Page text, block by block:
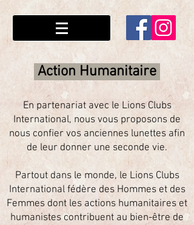
Action Humanitaire
En partenariat avec le Lions Clubs
International, nous vous proposons de
nous confier vos anciennes lunettes afin
de leur donner une seconde vie.
Partout dans le monde, le Lions Clubs
International fédère des Hommes et des
Femmes dont les actions humanitaires et
humanistes contribuent au bien-être de